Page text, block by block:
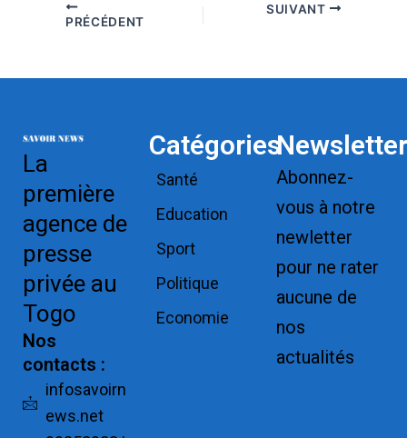
PRÉCÉDENT
SUIVANT
La
première
agence de
presse
privée au
Togo
Nos
contacts :
infosavoirn
ews.net
Catégories
Santé
Education
Sport
Politique
Economie
Newsletter
Abonnez-
vous à notre
newletter
pour ne rater
aucune de
nos
actualités